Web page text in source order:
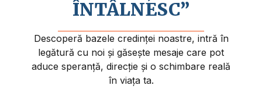
ÎNTÂLNESC”
Descoperă bazele credinței noastre, intră în
legătură cu noi și găsește mesaje care pot
aduce speranță, direcție și o schimbare reală
în viața ta.